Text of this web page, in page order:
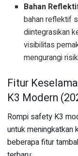
Bahan
bahan reflektif
diintegrasikan
visibilitas
mengurangi
Fitur
K3 Modern
Rompi safety K3
untuk meningkatkan
beberapa fitur